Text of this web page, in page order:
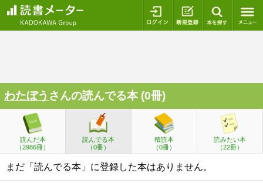
ログイン 新規登録
わたぼう さんの読んでる本 (0冊)
読んだ本
（2986冊）
読んでる本
（0冊）
積読本
（0冊）
読みたい本
（22冊）
まだ「読んでる本」に登録した本はありません。